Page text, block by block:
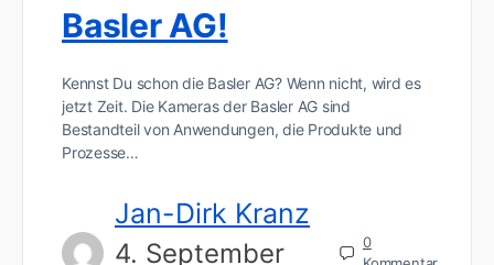
Basler AG!
Kennst Du schon die Basler AG? Wenn nicht, wird es
jetzt Zeit. Die Kameras der Basler AG sind
Bestandteil von Anwendungen, die Produkte und
Prozesse…
Jan-Dirk Kranz
4. September
0